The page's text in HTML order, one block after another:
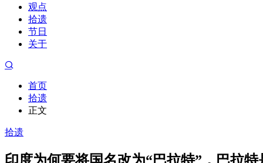
观点
拾遗
节日
关于
首页
拾遗
正文
拾遗